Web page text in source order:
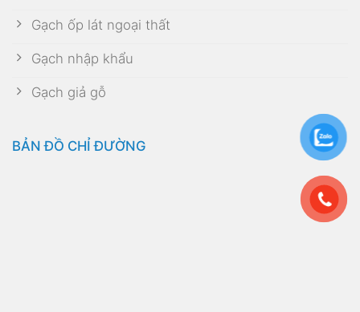
Gạch ốp lát ngoại thất
Gạch nhập khẩu
Gạch giả gỗ
BẢN ĐỒ CHỈ ĐƯỜNG